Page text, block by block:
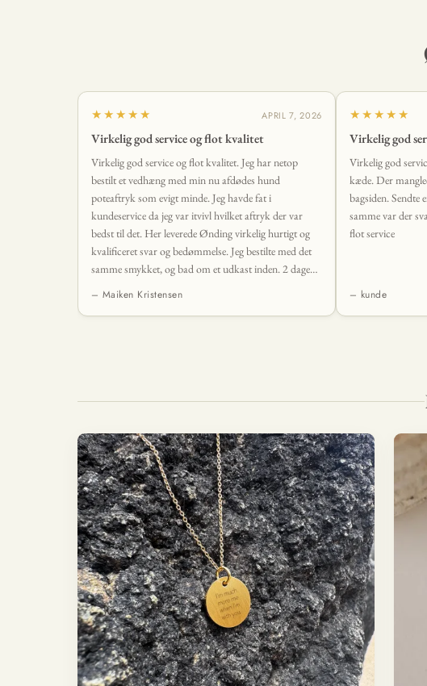
★★★★★ APRIL 7, 2026
Virkelig god service og flot kvalitet
Virkelig god service og flot kvalitet. Jeg har netop
bestilt et vedhæng med min nu afdødes hund
poteaftryk som evigt minde. Jeg havde fat i
kundeservice da jeg var itvivl hvilket aftryk der var
bedst til det. Her leverede Ønding virkelig hurtigt og
kvalificeret svar og bedømmelse. Jeg bestilte med det
samme smykket, og bad om et udkast inden. 2 dage
– Maiken Kristensen
★★★★★
Virkelig god
Virkelig god
kæde. Der
bagsiden. Sendte
samme var der
flot service
– kunde